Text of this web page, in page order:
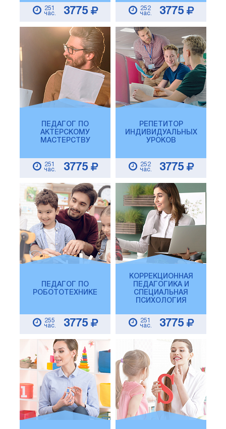
251
час.
3775
252
час.
3775
ПЕДАГОГ ПО
АКТЕРСКОМУ
МАСТЕРСТВУ
251
час.
3775
РЕПЕТИТОР
ИНДИВИДУАЛЬНЫХ
УРОКОВ
252
час.
3775
ПЕДАГОГ ПО
РОБОТОТЕХНИКЕ
255
час.
3775
КОРРЕКЦИОННАЯ
ПЕДАГОГИКА И
СПЕЦИАЛЬНАЯ
ПСИХОЛОГИЯ
251
час.
3775